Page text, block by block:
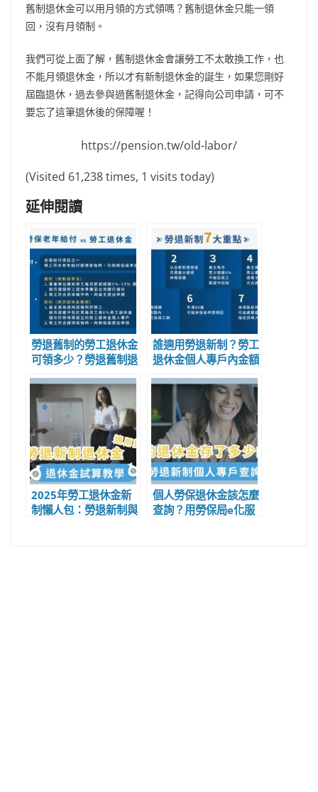
舊制退休金可以用月領的方式領嗎？舊制退休金只能一領
回，沒有月領制。
我們可從上面了解，舊制退休金會讓勞工不太敢換工作，也
不能月領退休金，所以才有新制退休金的誕生，如果您剛好
屆臨退休，過去參與過舊制退休金，記得向公司申請，可不
要忘了這筆退休後的保障喔！
https://pension.tw/old-labor/
(Visited 61,238 times, 1 visits today)
延伸閱讀
勞退舊制的勞工退休金
可領多少？勞退舊制退
休金試算、金額查詢、
請領時間
誰適用勞退新制？勞工
退休金個人專戶內金額
如何查詢？勞退新制退
休金試算
2025年勞工退休金新
制懶人包：勞退新制與
個人勞保退休金該怎麼
查詢？用勞保局e化服